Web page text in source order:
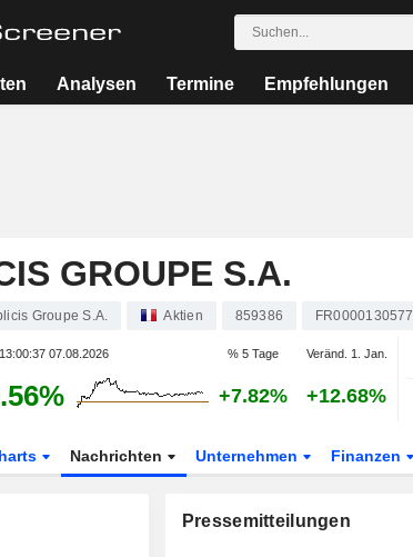
Analysen Termine Empfehlungen
GROUPE S.A.
Groupe S.A. Aktien 859386 FR0000130577
13:00:37 07.08.2026 % 5 Tage Veränd. 1. Jan.
+7.82% +12.68%
Nachrichten Unternehmen Finanzen
Pressemitteilungen